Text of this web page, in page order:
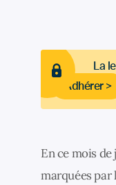
La
Adhérer >
En ce mois
marquées